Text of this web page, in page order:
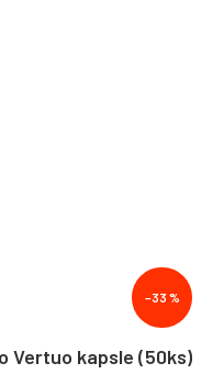
–33 %
Vertuo kapsle (50ks)